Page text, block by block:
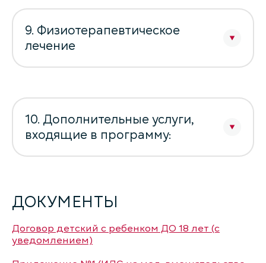
9. Физиотерапевтическое
лечение
10. Дополнительные услуги,
входящие в программу:
ДОКУМЕНТЫ
Договор детский с ребенком ДО 18 лет (с
уведомлением)